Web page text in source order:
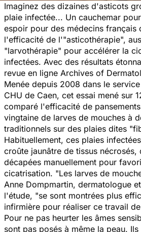
Imaginez des dizaines d'asticots
plaie infectée... Un cauchemar
espoir pour des médecins français
l'efficacité de l'"asticothérapie",
"larvothérapie" pour accélérer la
infectées. Avec des résultats
revue en ligne Archives of
Menée depuis 2008 dans le
CHU de Caen, cet essai mené sur
comparé l'efficacité de
vingtaine de larves de mouches à
traditionnels sur des plaies dites
Habituellement, ces plaies
croûte jaunâtre de tissus nécrosés,
décapées manuellement pour
cicatrisation. "Les larves de
Anne Dompmartin, dermatologue
l'étude, "se sont montrées plus
infirmière pour réaliser ce travail
Pour ne pas heurter les âmes
sont pas posés à même la peau.